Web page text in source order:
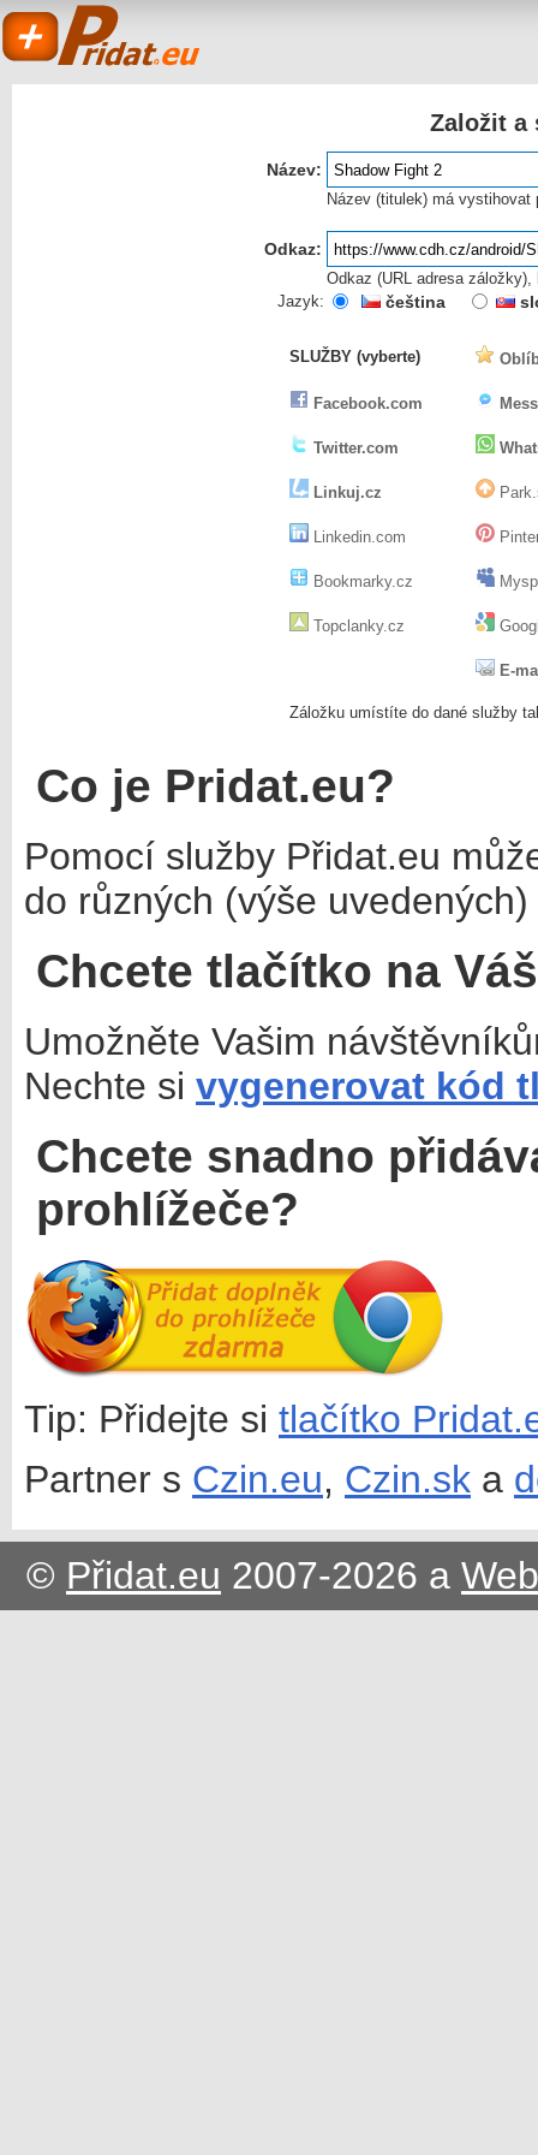
Založit a
Název:
Název (titulek) má vystihovat
Odkaz:
Odkaz (URL adresa záložky),
Jazyk:
čeština
SLUŽBY (vyberte)
Facebook.com
Twitter.com
Linkuj.cz
Linkedin.com
Bookmarky.cz
Topclanky.cz
E-
Záložku umístíte do dané služby
Co je Pridat.eu?
Pomocí služby Přidat.eu
do různých (výše
Chcete tlačítko na
Umožněte Vašim
Nechte si vygenerovat kód
Chcete snadno
prohlížeče?
Tip: Přidejte si tlačítko
Partner s Czin.eu, Czin.sk a
© Přidat.eu 2007-2026 a